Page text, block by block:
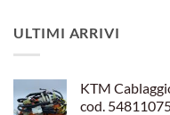
ULTIMI ARRIVI
KTM
cod.